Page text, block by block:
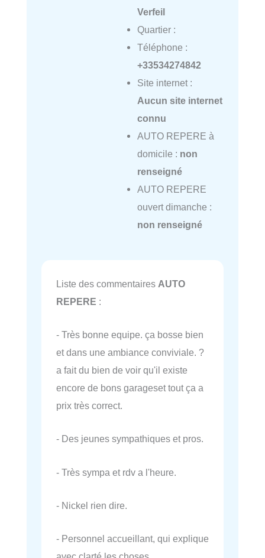
Verfeil
Quartier :
Téléphone :
+33534274842
Site internet :
Aucun site internet
connu
AUTO REPERE à
domicile : non
renseigné
AUTO REPERE
ouvert dimanche :
non renseigné
Liste des commentaires AUTO
REPERE :
- Très bonne equipe. ça bosse bien
et dans une ambiance conviviale. ?
a fait du bien de voir qu'il existe
encore de bons garageset tout ça a
prix très correct.
- Des jeunes sympathiques et pros.
- Très sympa et rdv a l'heure.
- Nickel rien dire.
- Personnel accueillant, qui explique